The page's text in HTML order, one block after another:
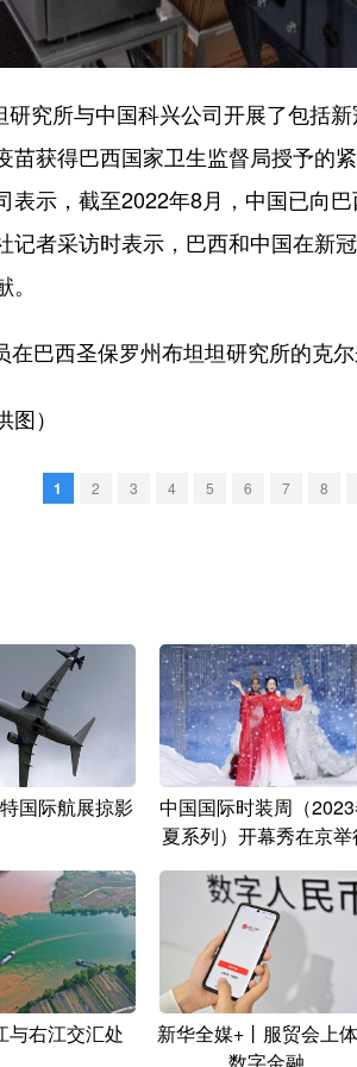
所与中国科兴公司开展了包括新
苗获得巴西国家卫生监督局授予的
表示，截至2022年8月，中国已向
记者采访时表示，巴西和中国在新
西圣保罗州布坦坦研究所的克尔
）
1 2 3 4 5 6 7 8
国际航展掠影
中国国际时装周（
夏系列）开幕秀在京
与右江交汇处
新华全媒+丨服贸会上